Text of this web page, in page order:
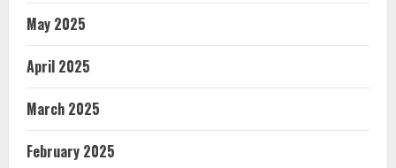
May 2025
April 2025
March 2025
February 2025